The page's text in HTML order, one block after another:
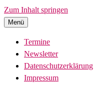
Zum Inhalt springen
Menü
Termine
Newsletter
Datenschutzerklärung
Impressum